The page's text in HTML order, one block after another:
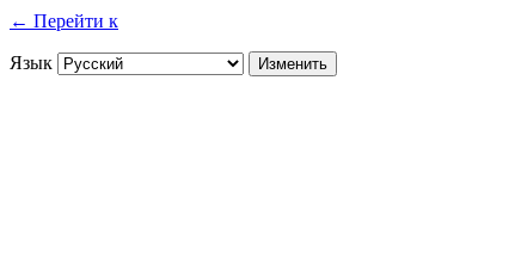
← Перейти к
Язык